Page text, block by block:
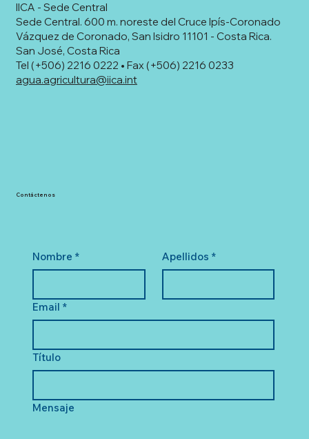
IICA - Sede Central
Sede Central. 600 m. noreste del Cruce Ipís-Coronado
Vázquez de Coronado, San Isidro 11101 - Costa Rica.
San José, Costa Rica
Tel (+506) 2216 0222 • Fax (+506) 2216 0233
agua.agricultura@iica.int
Nombre * Apellidos *
Email *
Título
Mensaje
Contáctenos